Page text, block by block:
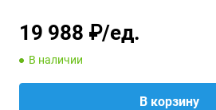
19 988 ₽/ед.
В наличии
В корзину